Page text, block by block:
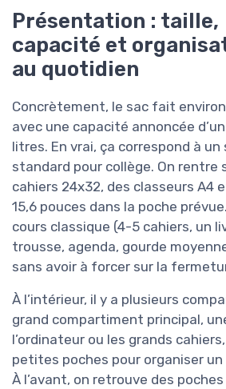
Présentation : taille,
capacité et
au quotidien
Concrètement, le sac fait environ
avec une capacité annoncée
litres. En vrai, ça correspond à un
standard pour collège. On rentre
cahiers 24x32, des classeurs A4
15,6 pouces dans la poche
cours classique (4-5 cahiers, un
trousse, agenda, gourde
sans avoir à forcer sur la
À l’intérieur, il y a plusieurs
grand compartiment principal,
l’ordinateur ou les grands
petites poches pour organiser
À l’avant, on retrouve des